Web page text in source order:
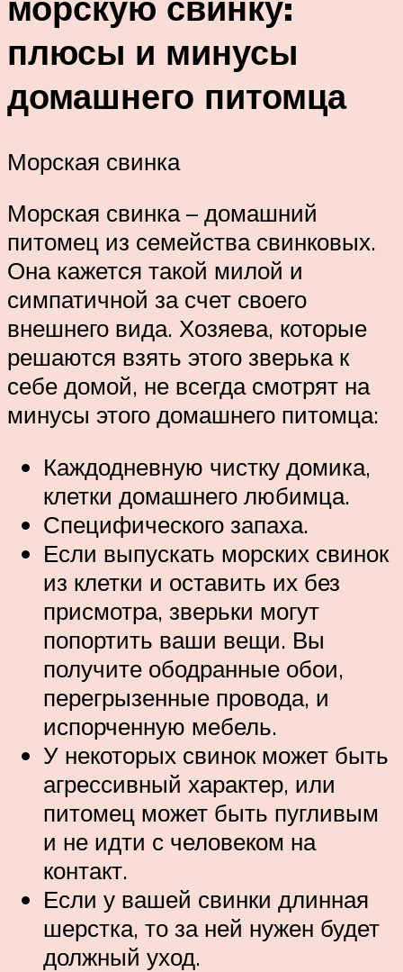
плюсы и минусы
домашнего питомца
Морская свинка
Морская свинка – домашний
питомец из семейства свинковых.
Она кажется такой милой и
симпатичной за счет своего
внешнего вида. Хозяева, которые
решаются взять этого зверька к
себе домой, не всегда смотрят на
минусы этого домашнего питомца:
Каждодневную чистку домика,
клетки домашнего любимца.
Специфического запаха.
Если выпускать морских свинок
из клетки и оставить их без
присмотра, зверьки могут
попортить ваши вещи. Вы
получите ободранные обои,
перегрызенные провода, и
испорченную мебель.
У некоторых свинок может быть
агрессивный характер, или
питомец может быть пугливым
и не идти с человеком на
контакт.
Если у вашей свинки длинная
шерстка, то за ней нужен будет
должный уход.